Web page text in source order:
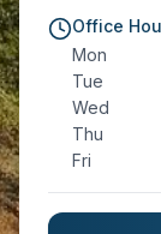
Office
Mon
Tue
Wed
Thu
Fri